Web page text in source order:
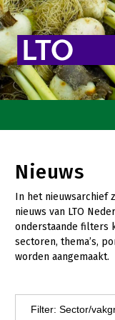
Toekomstvisie
Goed eten
Mooi groen
Sterk
Nieuws
In het nieuwsarchief
nieuws van LTO
onderstaande filters
sectoren, thema’s,
worden aangemaakt.